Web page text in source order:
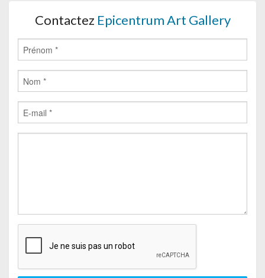
Contactez Epicentrum Art Gallery